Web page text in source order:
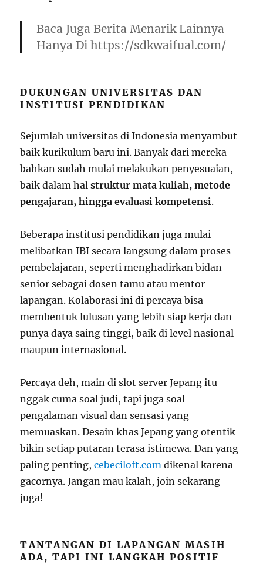
Baca Juga Berita Menarik Lainnya
Hanya Di https://sdkwaifual.com/
DUKUNGAN UNIVERSITAS DAN
INSTITUSI PENDIDIKAN
Sejumlah universitas di Indonesia menyambut
baik kurikulum baru ini. Banyak dari mereka
bahkan sudah mulai melakukan penyesuaian,
baik dalam halstruktur mata kuliah, metode
pengajaran, hingga evaluasi kompetensi.
Beberapa institusi pendidikan juga mulai
melibatkan IBI secara langsung dalam proses
pembelajaran, seperti menghadirkan bidan
senior sebagai dosen tamu atau mentor
lapangan. Kolaborasi ini di percaya bisa
membentuk lulusan yang lebih siap kerja dan
punya daya saing tinggi, baik di level nasional
maupun internasional.
Percaya deh, main di slot server Jepang itu
nggak cuma soal judi, tapi juga soal
pengalaman visual dan sensasi yang
memuaskan. Desain khas Jepang yang otentik
bikin setiap putaran terasa istimewa. Dan yang
paling penting,cebeciloft.com dikenal karena
gacornya. Jangan mau kalah, join sekarang
juga!
TANTANGAN DI LAPANGAN MASIH
ADA, TAPI INI LANGKAH POSITIF